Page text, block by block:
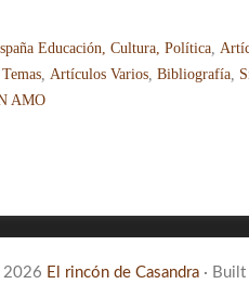
Educación, Cultura, Política
Artículos Varios Bibliografía
AMO
El rincón de Casandra ·